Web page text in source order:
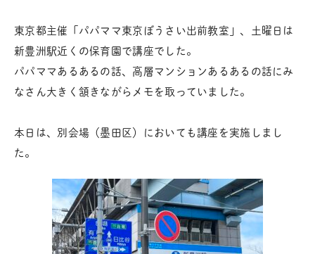
東京都主催「パパママ東京ぼうさい出前教室」、土曜日は
新豊洲駅近くの保育園で講座でした。
パパママあるあるの話、高層マンションあるあるの話にみ
なさん大きく頷きながらメモを取っていました。
本日は、別会場（墨田区）においても講座を実施しまし
た。